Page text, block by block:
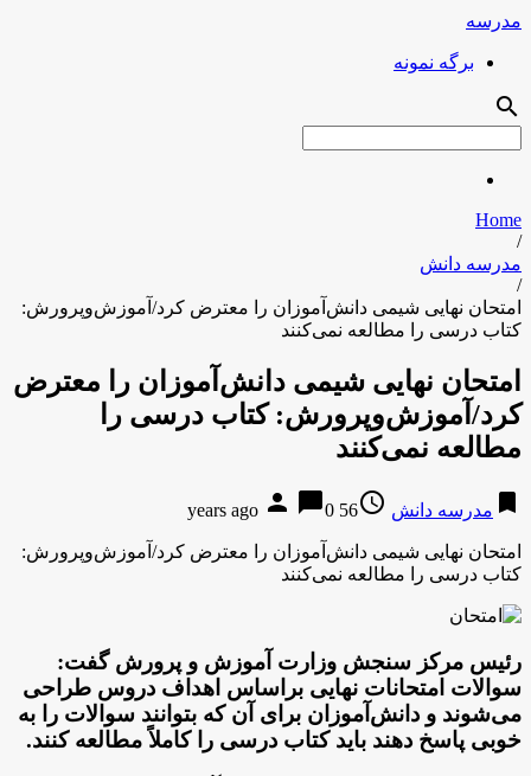
مدرسه
برگه نمونه
search
Home
/
مدرسه دانش
/
امتحان نهایی شیمی دانش‌آموزان را معترض کرد/آموزش‌وپرورش:
کتاب درسی را مطالعه نمی‌کنند
امتحان نهایی شیمی دانش‌آموزان را معترض
کرد/آموزش‌وپرورش: کتاب درسی را
مطالعه نمی‌کنند
bookmark مدرسه دانش access_time
56 years ago
person chat_bubble0
امتحان نهایی شیمی دانش‌آموزان را معترض کرد/آموزش‌وپرورش:
کتاب درسی را مطالعه نمی‌کنند
رئیس مرکز سنجش وزارت آموزش و پرورش گفت:
سوالات امتحانات نهایی براساس اهداف دروس طراحی
می‌شوند و دانش‌آموزان برای آن که بتوانند سوالات را به
خوبی پاسخ دهند باید کتاب درسی را کاملاً مطالعه کنند.